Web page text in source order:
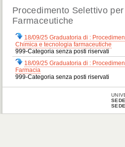
Procedimento Selettivo
Farmaceutiche
18/09/25 Graduatoria di :
Chimica e tecnologia farmaceutiche
999-Categoria senza posti riservati
18/09/25 Graduatoria di :
Farmacia
999-Categoria senza posti riservati